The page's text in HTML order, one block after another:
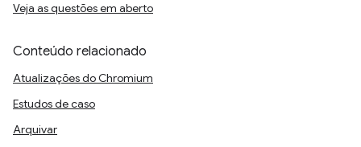
Veja as questões em aberto
Conteúdo relacionado
Atualizações do Chromium
Estudos de caso
Arquivar